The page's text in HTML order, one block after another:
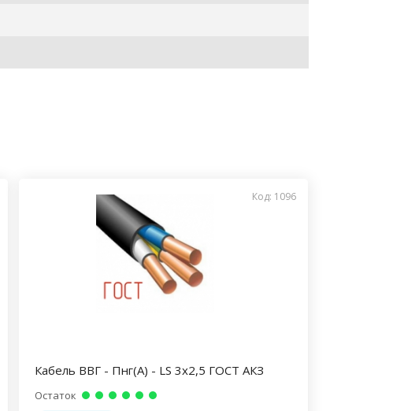
Код: 1096
Кабель ВВГ - Пнг(А) - LS 3х2,5 ГОСТ АКЗ
Остаток